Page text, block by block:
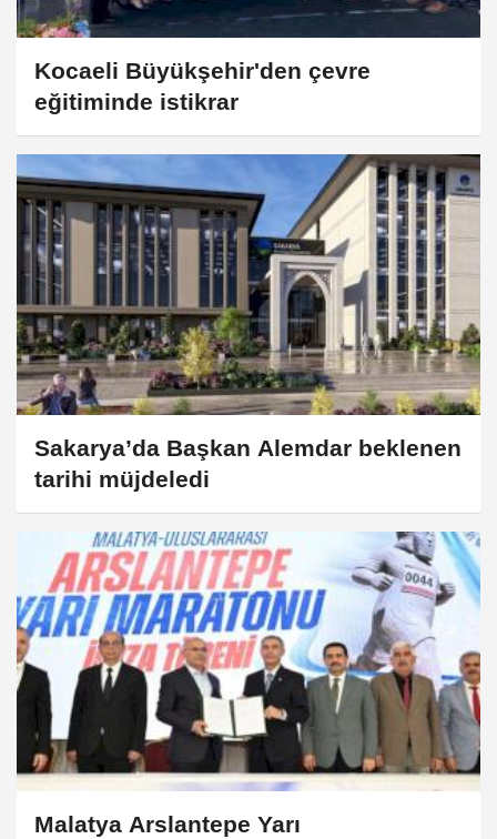
Kocaeli Büyükşehir'den çevre
eğitiminde istikrar
Sakarya’da Başkan Alemdar beklenen
tarihi müjdeledi
Malatya Arslantepe Yarı